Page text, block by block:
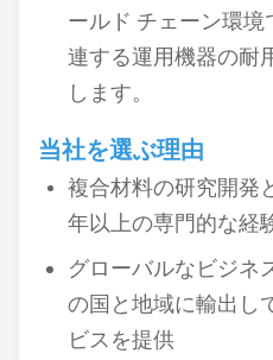
ールド チェーン環
連する運用機器の耐
します。
当社を選ぶ理由
複合材料の研究開発
年以上の専門的な経
グローバルなビジネ
の国と地域に輸出し
ビスを提供